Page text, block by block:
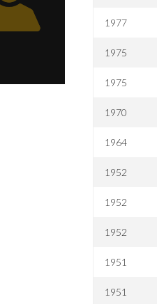
1977
1975
1975
1970
1964
1952
1952
1952
1951
1951